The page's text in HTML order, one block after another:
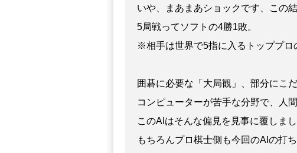
いや、まあまあショックです、この結
5局戦ってソフトの4勝1敗。
※相手は世界で5指に入るトッププロ
囲碁に必要な「大局観」、部分にこ
コンピューターが苦手な分野で、人
このAIはそんな偏見を見事に覆しまし
もちろんプロ棋士側も今回のAIの打